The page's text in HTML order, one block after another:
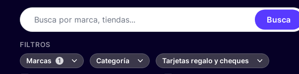
Busca
FILTROS
Marcas
1 Categoría Tarjetas regalo y cheques